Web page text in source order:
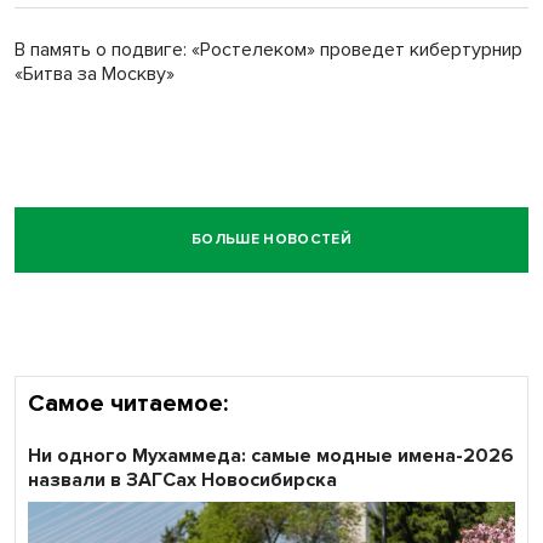
В память о подвиге: «Ростелеком» проведет кибертурнир
«Битва за Москву»
БОЛЬШЕ НОВОСТЕЙ
Самое читаемое:
Ни одного Мухаммеда: самые модные имена-2026
назвали в ЗАГСах Новосибирска